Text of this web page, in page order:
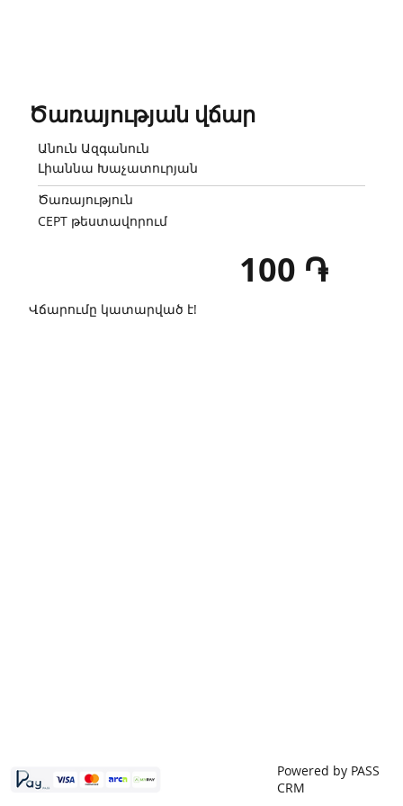
Ծառայության վճար
Անուն Ազգանուն
Լիաննա Խաչատուրյան
CEPT թեստավորում
Ծառայություն
100 ֏
Վճարումը կատարված է!
Powered by PASS
CRM